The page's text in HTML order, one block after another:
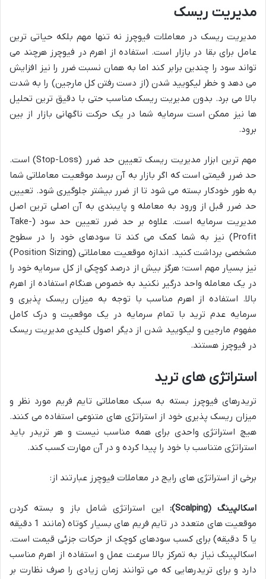
مدیریت ریسک
مدیریت ریسک در معاملات فیوچرز نه تنها مهم بلکه حیاتی ترین
عامل برای بقا در بازار است. استفاده از اهرم در فیوچرز هرچند می
تواند سود را چندین برابر کند اما به همان نسبت ضرر را نیز افزایش
می دهد و خطر لیکویید شدن (از دست رفتن کل مارجین) را به شدت
بالا می برد. بدون مدیریت ریسک مناسب حتی با دقیق ترین تحلیل
ها نیز ممکن است سرمایه شما در یک حرکت ناگهانی بازار از بین
برود.
مهم ترین ابزار مدیریت ریسک تعیین حد ضرر (Stop-Loss) است.
حد ضرر قیمتی است که اگر بازار به آن برسد موقعیت معاملاتی شما
به طور خودکار بسته می شود تا از ضرر بیشتر جلوگیری شود. تعیین
حد ضرر قبل از ورود به معامله و پایبندی به آن اصلی ترین اصل
مدیریت سرمایه است. علاوه بر حد ضرر تعیین حد سود (Take-
Profit) نیز به شما کمک می کند تا سودهای خود را در سطوح
مشخصی برداشت کنید. اندازه موقعیت معاملاتی (Position Sizing)
نیز بسیار مهم است؛ هرگز بیش از درصد کوچکی از کل سرمایه خود را
در یک معامله واحد درگیر نکنید به خصوص هنگام استفاده از اهرم
بالا. استفاده از اهرم مناسب با توجه به میزان ریسک پذیری و
سرمایه عدم ترید با تمام سرمایه در یک موقعیت و درک کامل
مفهوم مارجین و لیکویید شدن از دیگر اصول کلیدی مدیریت ریسک
در فیوچرز هستند.
استراتژی های ترید
تریدرهای فیوچرز بسته به سبک معاملاتی تایم فریم مورد نظر و
میزان ریسک پذیری خود از استراتژی های متنوعی استفاده می کنند.
هیچ استراتژی واحدی برای همه مناسب نیست و هر تریدر باید
استراتژی متناسب با خود را پیدا کرده و در آن مهارت کسب کند.
برخی از استراتژی های رایج در معاملات فیوچرز عبارتند از:
اسکالپینگ (Scalping):
این استراتژی شامل باز و بسته کردن
موقعیت های متعدد در تایم فریم های بسیار کوتاه (مانند 1 دقیقه
یا 5 دقیقه) برای کسب سودهای کوچک از حرکات جزئی قیمت است.
اسکالپینگ نیاز به تمرکز بالا سرعت عمل و استفاده از اهرم مناسب
دارد و برای تریدرهایی که می توانند زمان زیادی را صرف نظارت بر